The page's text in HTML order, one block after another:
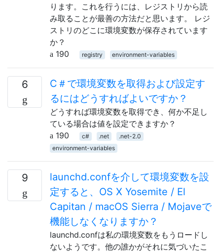
ります。これを行うには、レジストリから読
み取ることが最善の方法だと思います。 レジ
ストリのどこに環境変数が保存されています
か？
190
registry environment-variables
6
C＃で環境変数を取得および設定す
るにはどうすればよいですか？
どうすれば環境変数を取得でき、何か不足し
ている場合は値を設定できますか？
190
c# .net
.net-2.0
environment-variables
9
launchd.confを介して環境変数を設
定すると、OS X Yosemite / El
Capitan / macOS Sierra / Mojaveで
機能しなくなりますか？
launchd.confは私の環境変数をもうロードし
ないようです。他の誰かがそれに気づいたこ